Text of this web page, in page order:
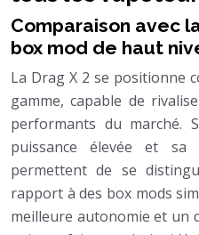
Comparaison avec
box mod de haut
La Drag X 2 se positionne
gamme, capable de
performants du marché.
puissance élevée et sa
permettent de se
rapport à des box mods
meilleure autonomie et un